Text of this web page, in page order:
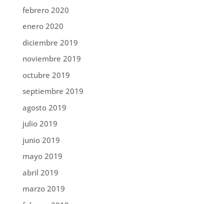
febrero 2020
enero 2020
diciembre 2019
noviembre 2019
octubre 2019
septiembre 2019
agosto 2019
julio 2019
junio 2019
mayo 2019
abril 2019
marzo 2019